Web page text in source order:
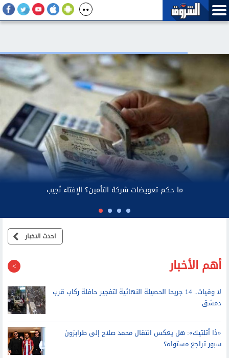
الطلاب يمكنهم تعديل رغباتهم حتى غلق المرحلة
احدث الاخبار
أهم الأخبار
لا وفيات.. 14 جريحا الحصيلة النهائية لتفجير حافلة ركاب قرب
دمشق
«ذا أتلتيك»: هل يعكس انتقال محمد صلاح إلى طرابزون
سبور تراجع مستواه؟